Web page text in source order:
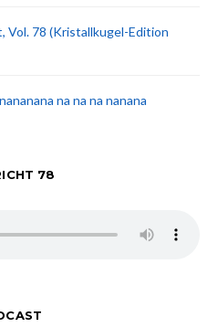
Vol. 78 (Kristallkugel-Edition
na na na nanana
78